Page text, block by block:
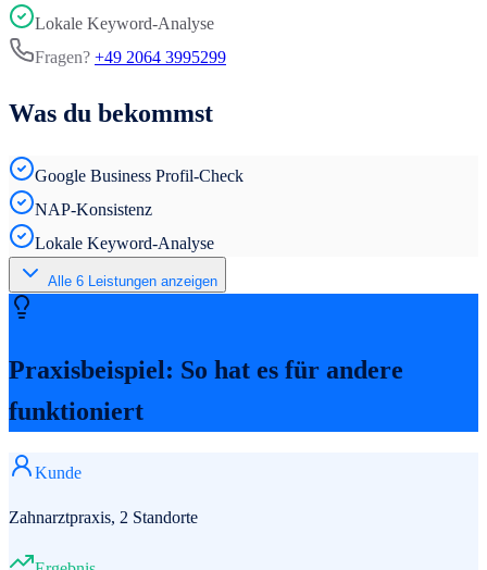
Lokale Keyword-Analyse
Fragen? +49 2064 3995299
Was du bekommst
Google Business Profil-Check
NAP-Konsistenz
Lokale Keyword-Analyse
Alle 6 Leistungen anzeigen
Praxisbeispiel: So hat es für andere
funktioniert
Kunde
Zahnarztpraxis, 2 Standorte